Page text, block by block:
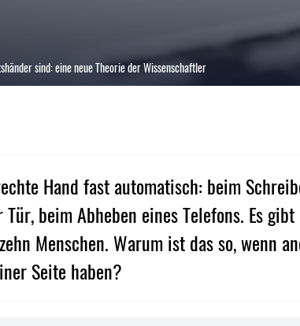
sind: eine neue Theorie der Wissenschaftler
Hand fast automatisch: beim
beim Abheben eines Telefons. Es
Menschen. Warum ist das so, wenn
Seite haben?